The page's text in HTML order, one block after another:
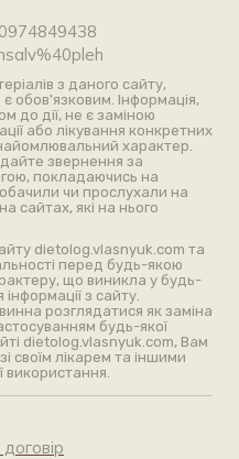
з даного сайту,
обов'язковим. Інформація,
до дії, не є заміною
або лікування конкретних
характер.
звернення за
покладаючись на
чи прослухали на
сайтах, які на нього
dietolog.vlasnyuk.com та
перед будь-якою
що виникла у будь-
з сайту.
розглядатися як заміна
будь-якої
dietolog.vlasnyuk.com, Вам
своїм лікарем та іншими
використання.